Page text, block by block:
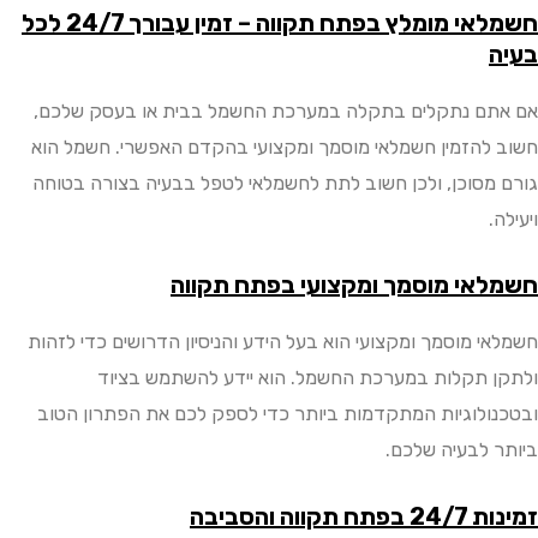
חשמלאי מומלץ בפתח תקווה – זמין עבורך 24/7 לכל
נתקלים בתקלה במערכת החשמל בבית או בעסק שלכם,
חשמלאי מוסמך ומקצועי בהקדם האפשרי. חשמל הוא
ולכן חשוב לתת לחשמלאי לטפל בבעיה בצורה בטוחה
מוסמך ומקצועי בפתח תקווה
מוסמך ומקצועי הוא בעל הידע והניסיון הדרושים כדי לזהות
תקלות במערכת החשמל. הוא יידע להשתמש בציוד
המתקדמות ביותר כדי לספק לכם את הפתרון הטוב
לבעיה שלכם.
והסביבה